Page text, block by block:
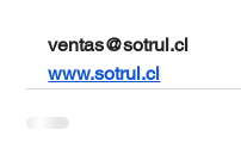
ventas@sotrul.cl
www.sotrul.cl